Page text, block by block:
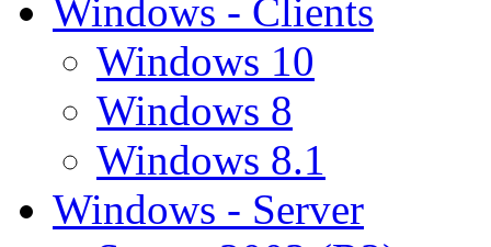
Windows - Clients
Windows 10
Windows 8
Windows 8.1
Windows - Server